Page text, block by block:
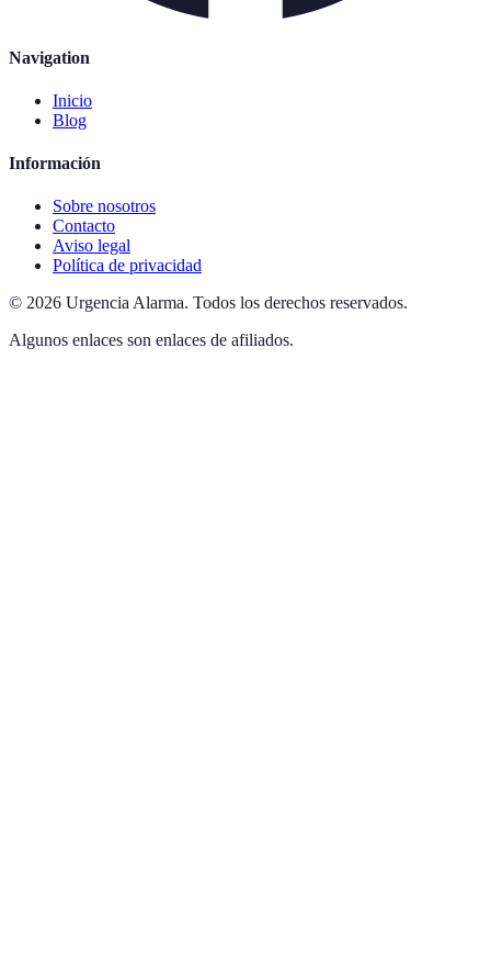
Navigation
Inicio
Blog
Información
Sobre nosotros
Contacto
Aviso legal
Política de privacidad
© 2026 Urgencia Alarma. Todos los derechos reservados.
Algunos enlaces son enlaces de afiliados.